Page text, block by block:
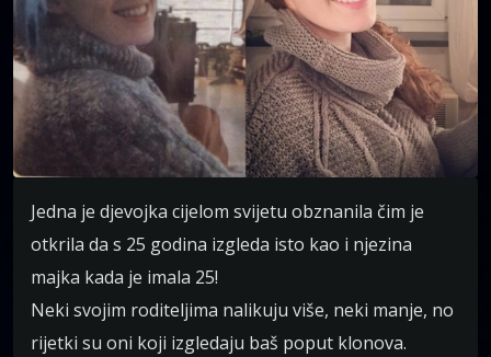
Jedna je djevojka cijelom svijetu obznanila čim je
otkrila da s 25 godina izgleda isto kao i njezina
majka kada je imala 25!
Neki svojim roditeljima nalikuju više, neki manje, no
rijetki su oni koji izgledaju baš poput klonova.